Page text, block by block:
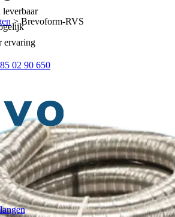
ervaring
02 90 650
>Brevoform-RVS